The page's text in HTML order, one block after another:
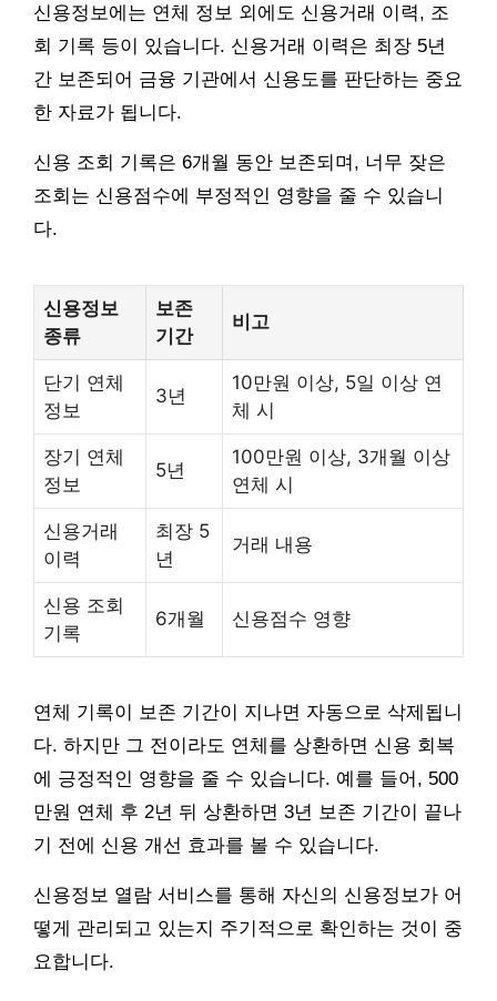
신용정보에는 연체 정보 외에도 신용거래 이력, 조
회 기록 등이 있습니다. 신용거래 이력은 최장 5년
간 보존되어 금융 기관에서 신용도를 판단하는 중요
한 자료가 됩니다.
신용 조회 기록은 6개월 동안 보존되며, 너무 잦은
조회는 신용점수에 부정적인 영향을 줄 수 있습니
다.
신용정보
종류
보존
기간
비고
단기 연체
정보
3년
10만원 이상, 5일 이상 연
체 시
장기 연체
정보
5년
100만원 이상, 3개월 이상
연체 시
신용거래
이력
최장 5
년
거래 내용
신용 조회
기록
6개월 신용점수 영향
연체 기록이 보존 기간이 지나면 자동으로 삭제됩니
다. 하지만 그 전이라도 연체를 상환하면 신용 회복
에 긍정적인 영향을 줄 수 있습니다. 예를 들어, 500
만원 연체 후 2년 뒤 상환하면 3년 보존 기간이 끝나
기 전에 신용 개선 효과를 볼 수 있습니다.
신용정보 열람 서비스를 통해 자신의 신용정보가 어
떻게 관리되고 있는지 주기적으로 확인하는 것이 중
요합니다.